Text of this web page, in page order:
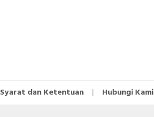
Syarat dan Ketentuan Hubungi Kami